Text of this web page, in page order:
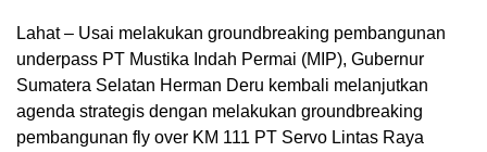
Lahat – Usai melakukan groundbreaking pembangunan
underpass PT Mustika Indah Permai (MIP), Gubernur
Sumatera Selatan Herman Deru kembali melanjutkan
agenda strategis dengan melakukan groundbreaking
pembangunan fly over KM 111 PT Servo Lintas Raya